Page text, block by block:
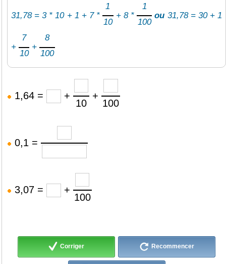
31,78 = 3 * 10 + 1 + 7 *
1
10
+ 8 *
1
100
ou 31,78 = 30 + 1
+
7
10
+
8
100
1,64 = +
10
+
100
0,1 =
3,07 = +
100
Corriger Recommencer